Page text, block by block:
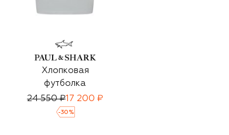
Хлопковая
футболка
24 550 ₽17 200 ₽
-30 %